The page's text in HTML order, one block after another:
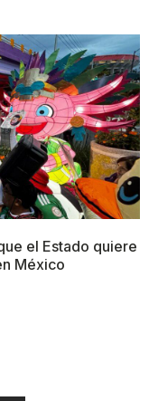
el Estado quiere
México